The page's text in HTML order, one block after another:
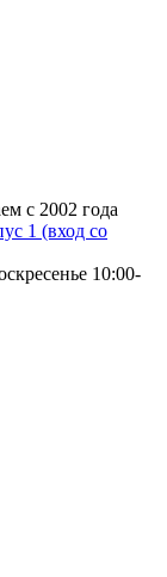
с 2002 года
1 (вход со
10:00-